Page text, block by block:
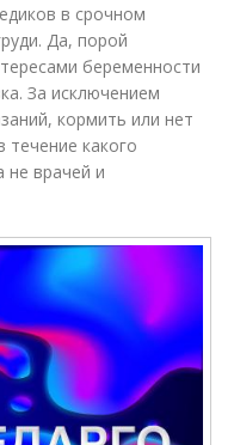
в срочном
Да, порой
беременности
За исключением
кормить или нет
течение какого
врачей и